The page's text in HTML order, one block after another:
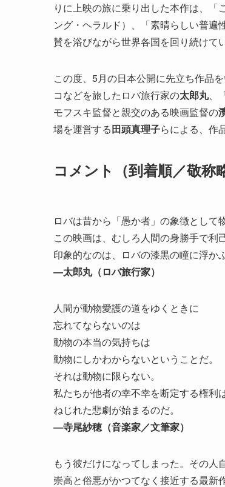
りに上映の旅に乗り出した本作は、
ング・ヘラルド）、「素晴らしい普
賛を浴びながら世界各国を回り続けてい
この度、5月の日本公開に先立ち作品
コなどを旅したロバ旅行家の太郎丸、
モフスキ監督と親交のある映画監督の
場を運営する田頭真理子らによる、作
コメント（到着順／敬称
ロバは昔から「愚か者」の象徴として
この映画は、むしろ人間の身勝手で利
印象的なのは、ロバの漆黒の瞳に浮か
―太郎丸（ロバ旅行家）
人間が動物愛護の道をゆくときに
忘れてならないのは
動物の本当の気持ちは
動物にしかわからないということだ。
それは動物に限らない。
私たちが他者の幸不幸を断定する権利
ねじれた悲劇が始まるのだ。
―寺尾紗穂（音楽家／文筆家）
もう彼だけになってしまった。その人
崇高と俗悪がかつてなく接近する最新